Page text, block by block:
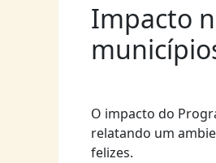
Impacto
O impacto do
relatando um
felizes.